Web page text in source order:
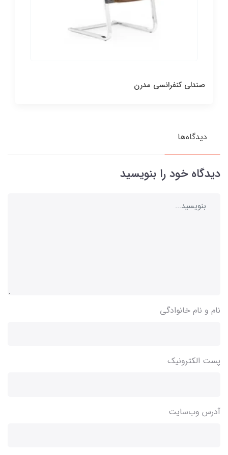
صندلی کنفرانسی مدرن
دیدگاه‌ها
دیدگاه خود را بنویسید
نام و نام خانوادگی
پست الکترونیک
آدرس وب‌سایت